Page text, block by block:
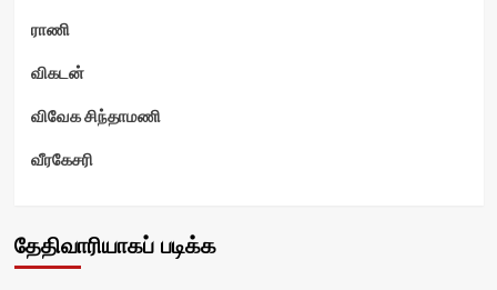
ராணி
விகடன்
விவேக சிந்தாமணி
வீரகேசரி
தேதிவாரியாகப் படிக்க